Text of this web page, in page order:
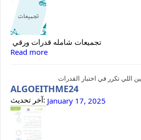
Read more
اللي تكرر في اختبار القدرات
ALGOEITHME24
آخر تحديث: January 17, 2025